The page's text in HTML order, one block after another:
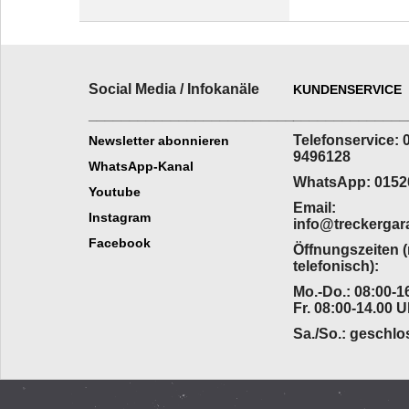
Social Media / Infokanäle
Newsletter abonnieren
WhatsApp-Kanal
Youtube
Instagram
Facebook
KUNDENSERVICE
Telefonservice:
9496128
WhatsApp:
Email:
Öffnungszeiten
telefonisch):
Mo.-Do.: 08:00-
Fr. 08:00-14.00
Sa./So.: